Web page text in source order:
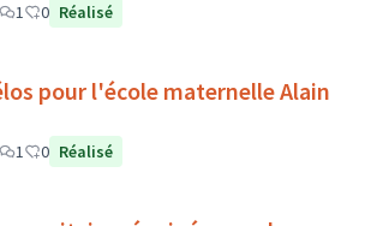
1 0 Réalisé
pour l'école maternelle Alain
1 0 Réalisé